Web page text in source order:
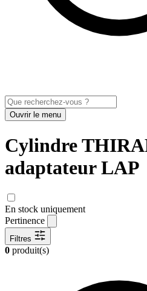
Ouvrir le menu
Cylindre
adaptateur LAP
En stock uniquement
Pertinence
Filtres
0 produit(s)